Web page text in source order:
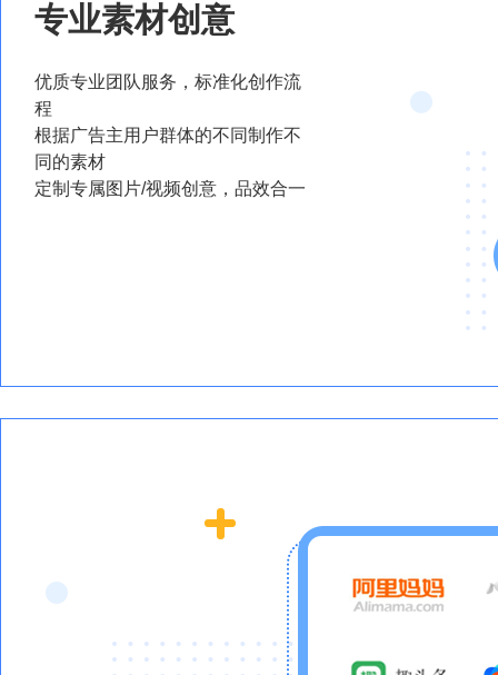
专业素材创意
优质专业团队服务，标准化创作流
程
根据广告主用户群体的不同制作不
同的素材
定制专属图片/视频创意，品效合一